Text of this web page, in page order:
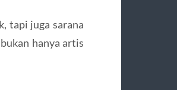
tapi juga sarana
hanya artis